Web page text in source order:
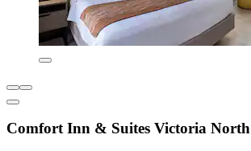
Comfort Inn & Suites Victoria North